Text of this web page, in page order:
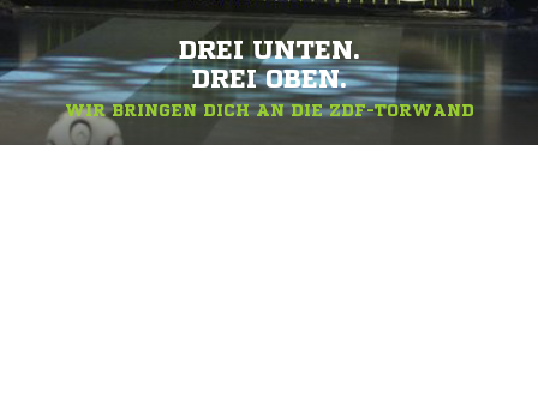
DREI UNTEN.
DREI OBEN.
WIR BRINGEN DICH AN DIE ZDF-TORWAND